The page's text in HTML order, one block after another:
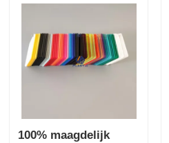
100% maagdelijk